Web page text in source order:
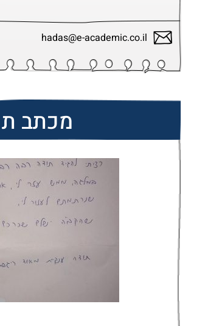
hadas@e-academic.co.il
מכתב